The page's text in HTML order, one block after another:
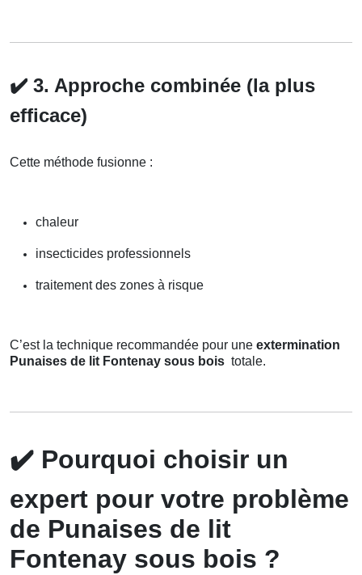
✔️ 3. Approche combinée (la plus
efficace)
Cette méthode fusionne :
chaleur
insecticides professionnels
traitement des zones à risque
C’est la technique recommandée pour une extermination
Punaises de lit Fontenay sous bois totale.
✔️ Pourquoi choisir un
expert pour votre problème
de Punaises de lit
Fontenay sous bois ?